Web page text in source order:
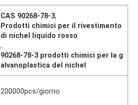
CAS 90268-78-3,
Prodotti chimici per il rivestimento
di nichel liquido rosso
,
90268-78-3 prodotti chimici per la g
alvanoplastica del nichel
200000pcs/giorno